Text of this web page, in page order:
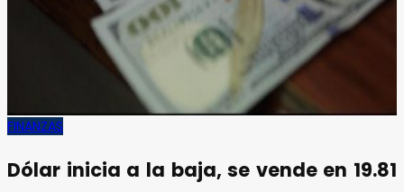
FINANZAS
Dólar inicia a la baja, se vende en 19.81